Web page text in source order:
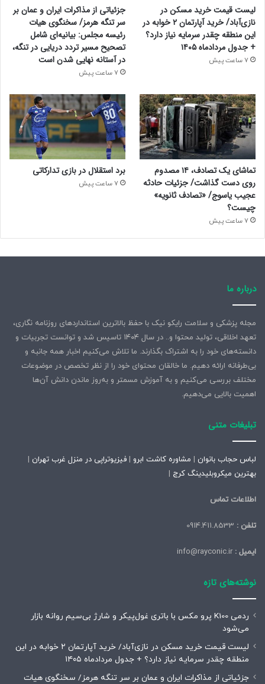
لیست قیمت خرید مسکن در
نازی‌آباد/ خرید آپارتمان ۲ خوابه در
این منطقه چقدر سرمایه نیاز دارد؟
+ جدول مردادماه ۱۴۰۵
7 ساعت پیش
جزئیاتی از مذاکرات ایران و عمان بر
سر تنگه هرمز/ سخنگوی هیات
رئیسه مجلس: بیانیه‌ای شامل
تصحیح مسیر تردد دریایی در تنگه،
در آستانه نهایی شدن است
7 ساعت پیش
تماشای یک تصادف، ۱۴ مصدوم
روی دست گذاشت/ جزئیات حادثه
عجیب یاسوج/ «تصادف ثانویه»
چیست؟
7 ساعت پیش
برد استقلال در بازی تدارکاتی
7 ساعت پیش
درباره ما
مجله پزشکی و سلامت رایکو نیک با حفظ بالاترین استانداردهای روزنامه نگاری،
تعهد اخلاقی، تولید محتوا و.. در سال ۱۴۰۴ تاسیس شد و توانست تجربیات و
دانسته‌های خود را به اشتراک بگذارند. ما تلاش می‌کنیم اخبار همه جانبه و
بی‌طرفانه ارائه دهیم. ما خالقان محتوای خود را از نظر تخصص در موضوعات
مختلف بررسی می‌کنیم و به آموزش مسمتر و به‌روز ماندن دانش آن‌ها
اهمیت بالایی می‌دهیم.
تبلیغات متنی
لباس حجاب بانوان | مشاوره کاشت ابرو | فیزیوتراپی در منزل غرب تهران |
بهترین میکروبلیدینگ کرج |
اطلاعات تماس
تلفن :
ایمیل :
نوشته‌های تازه
ردمی K100 پرو مکس با باتری غول‌پیکر و شارژ بی‌سیم روانه بازار
می‌شود
لیست قیمت خرید مسکن در نازی‌آباد/ خرید آپارتمان ۲ خوابه در این
منطقه چقدر سرمایه نیاز دارد؟ + جدول مردادماه ۱۴۰۵
جزئیاتی از مذاکرات ایران و عمان بر سر تنگه هرمز/ سخنگوی هیات